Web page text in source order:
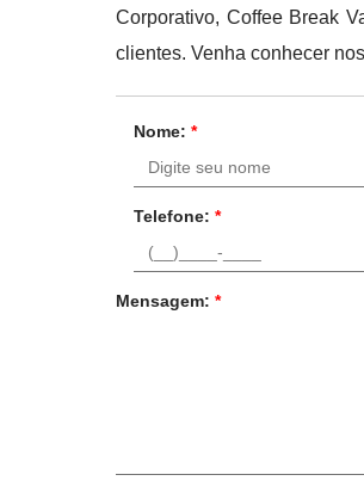
Corporativo, Coffee Break
clientes. Venha conhecer
Nome:*
Telefone:*
Mensagem:*